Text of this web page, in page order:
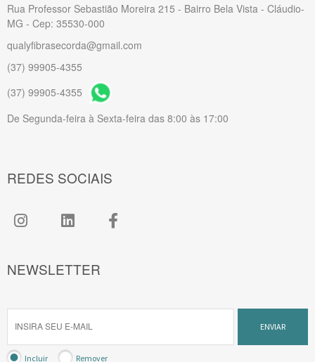
Rua Professor Sebastião Moreira 215 - Bairro Bela Vista - Cláudio-
MG - Cep: 35530-000
qualyfibrasecorda@gmail.com
(37) 99905-4355
(37) 99905-4355
De Segunda-feira à Sexta-feira das 8:00 às 17:00
REDES SOCIAIS
NEWSLETTER
ENVIAR
Incluir Remover